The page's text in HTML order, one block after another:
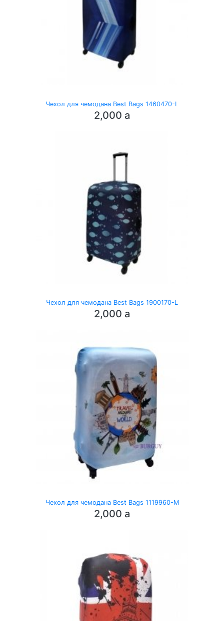
Чехол для чемодана Best Bags 1460470-L
2,000 a
Чехол для чемодана Best Bags 1900170-L
2,000 a
Чехол для чемодана Best Bags 1119960-M
2,000 a